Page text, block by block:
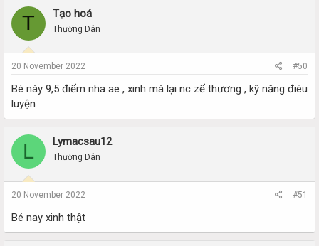
T Tạo hoá
Thường Dân
20 November 2022 #50
Bé này 9,5 điểm nha ae , xinh mà lại nc zể thương , kỹ năng điêu
luyện
L Lymacsau12
Thường Dân
20 November 2022 #51
Bé nay xinh thật